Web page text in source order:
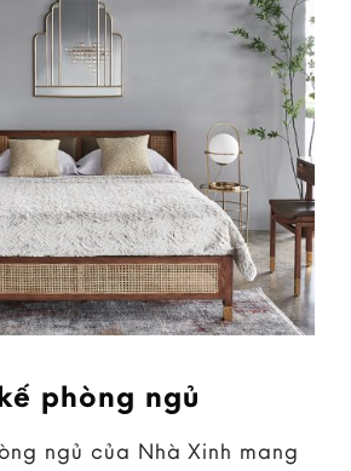
phòng ngủ
ngủ của Nhà Xinh mang